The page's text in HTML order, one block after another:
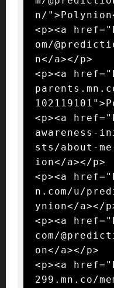
n/
<p><a
om/
n</a></p>
<p><a
<p><a
awareness-
sts/about-
ion</a></p>
<p><a
n.com/u/
ynion</a></
<p><a
com/
on</a></p>
<p><a
299.mn.co/